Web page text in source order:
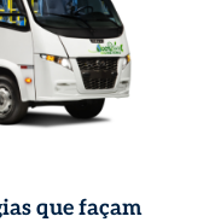
que façam